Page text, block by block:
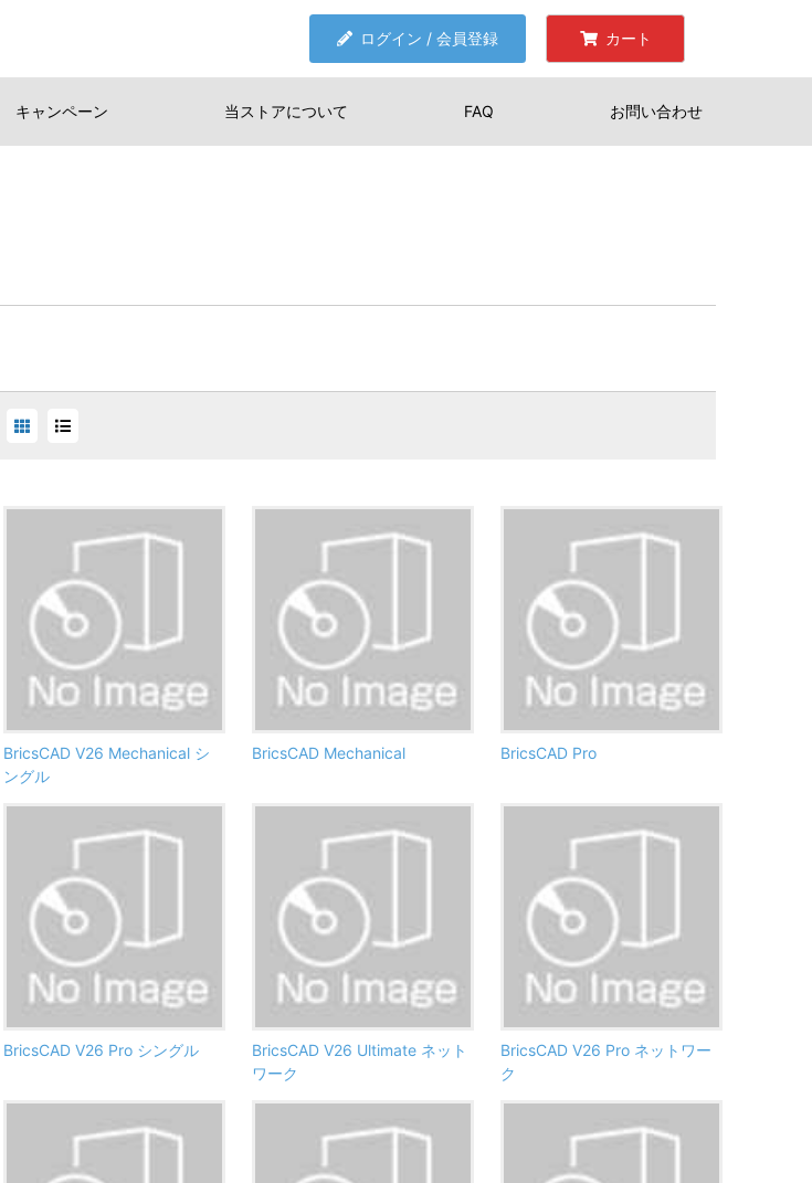
ログイン / 会員登録 カート
キャンペーン 当ストアについて FAQ お問い合わせ
BricsCAD V26 Mechanical シ
ングル
BricsCAD Mechanical BricsCAD Pro
BricsCAD V26 Pro シングル
BricsCAD V26 Ultimate ネット
ワーク
BricsCAD V26 Pro ネットワー
ク